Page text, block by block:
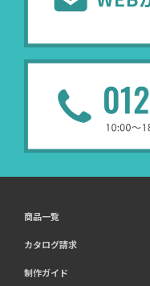
商品一覧
カタログ請求
制作ガイド